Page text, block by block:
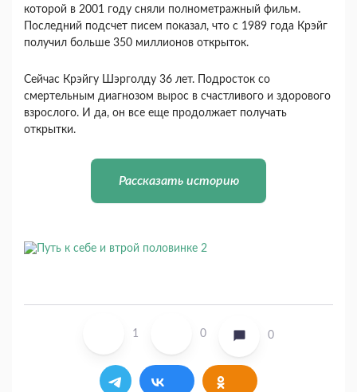
которой в 2001 году сняли полнометражный фильм.
Последний подсчет писем показал, что с 1989 года Крэйг
получил больше 350 миллионов открыток.
Сейчас Крэйгу Шэрголду 36 лет. Подросток со
смертельным диагнозом вырос в счастливого и здорового
взрослого. И да, он все еще продолжает получать
открытки.
Рассказать историю
1 0 0